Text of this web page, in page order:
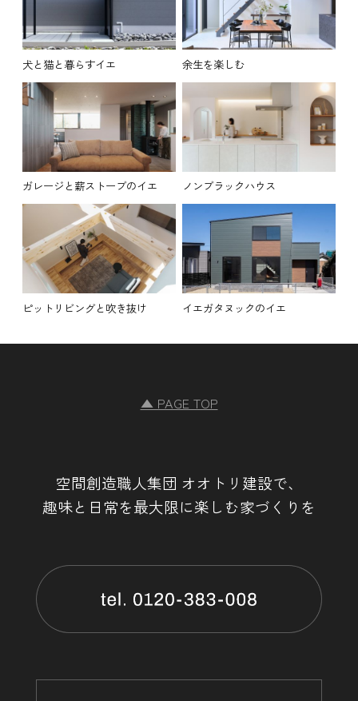
犬と猫と暮らすイエ 余生を楽しむ
ガレージと薪ストーブのイエ ノンブラックハウス
ピットリビングと吹き抜け イエガタヌックのイエ
▲ PAGE TOP
空間創造職人集団 オオトリ建設で、
趣味と日常を最大限に楽しむ家づくりを